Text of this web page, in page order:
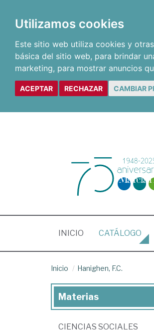
Utilizamos cookies
Este sitio web utiliza cookies y
básica del sitio web, para brindar
marketing, para mostrar anuncios
ACEPTAR RECHAZAR CAMBIAR
INICIO (CURRENT)
CATÁLOGO
Inicio Hanighen, F.C.
Materias
CIENCIAS SOCIALES